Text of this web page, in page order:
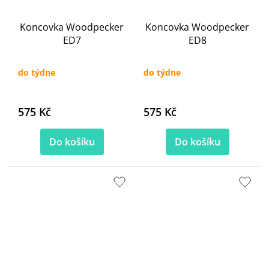
Koncovka Woodpecker
ED7
do týdne
575 Kč
Do košíku
Koncovka Woodpecker
ED8
do týdne
575 Kč
Do košíku